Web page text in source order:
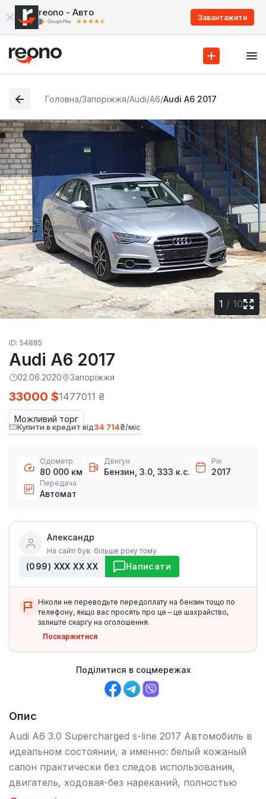
reono - Авто Завантажити
Головна/Запоріжжя/Audi/A6/Audi A6 2017
1 / 10
ID: 54885
Audi A6 2017
02.06.2020 Запоріжжя
Можливий торг
33000 $1477011 ₴
Купити в кредит від34 714₴/міс
Одометр
80 000 км
Двигун
Бензин, 3.0, 333 к.с.
Рік
2017
Передача
Автомат
Александр
На сайті був: більше року тому
(099) ХХХ ХХ ХХ Написати
Ніколи не переводьте передоплату на бензин тощо по
телефону, якщо вас просять про це – це шахрайство,
залиште скаргу на оголошення.
Поскаржитися
Поділитися в соцмережах
Опис
Audi A6 3.0 Supercharged s-line 2017 Автомобиль в
идеальном состоянии, а именно: белый кожаный
салон практически без следов использования,
двигатель, ходовая-без нареканий, полностью